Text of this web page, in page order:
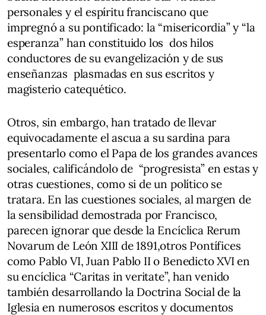
personales y el espíritu franciscano que
impregnó a su pontificado: la “misericordia” y “la
esperanza” han constituido los dos hilos
conductores de su evangelización y de sus
enseñanzas plasmadas en sus escritos y
magisterio catequético.
Otros, sin embargo, han tratado de llevar
equivocadamente el ascua a su sardina para
presentarlo como el Papa de los grandes avances
sociales, calificándolo de “progresista” en estas y
otras cuestiones, como si de un político se
tratara. En las cuestiones sociales, al margen de
la sensibilidad demostrada por Francisco,
parecen ignorar que desde la Encíclica Rerum
Novarum de León XIII de 1891,otros Pontífices
como Pablo VI, Juan Pablo II o Benedicto XVI en
su encíclica “Caritas in veritate”, han venido
también desarrollando la Doctrina Social de la
Iglesia en numerosos escritos y documentos